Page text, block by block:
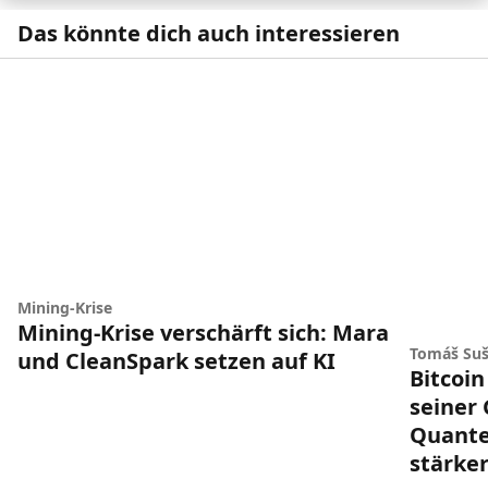
Das könnte dich auch interessieren
Mining-Krise
Mining-Krise verschärft sich: Mara
und CleanSpark setzen auf KI
Tomáš
seiner
stärker